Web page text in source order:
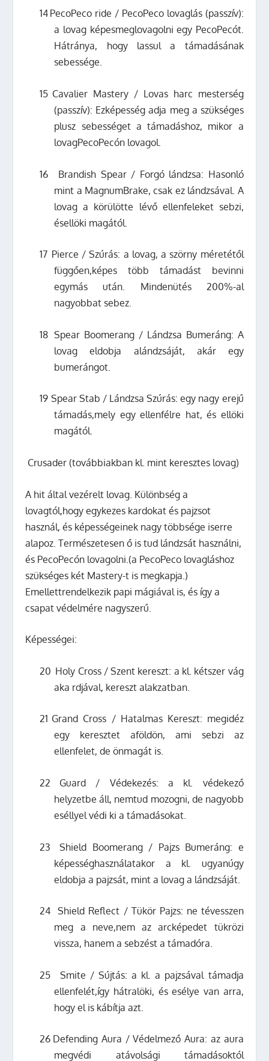
14 PecoPeco ride / PecoPeco lovaglás (passzív):
a lovag képesmeglovagolni egy PecoPecót.
Hátránya, hogy lassul a támadásának
sebessége.
15 Cavalier Mastery / Lovas harc mesterség
(passzív): Ezképesség adja meg a szükséges
plusz sebességet a támadáshoz, mikor a
lovagPecoPecón lovagol.
16
Brandish Spear / Forgó lándzsa: Hasonló
mint a MagnumBrake, csak ez lándzsával. A
lovag a körülötte lévő ellenfeleket sebzi,
ésellöki magától.
17 Pierce / Szúrás: a lovag, a szörny méretétől
függően,képes több támadást bevinni
egymás után. Mindenütés 200%-al
nagyobbat sebez.
18 Spear Boomerang / Lándzsa Bumeráng: A
lovag eldobja alándzsáját, akár egy
bumerángot.
19 Spear Stab / Lándzsa Szúrás: egy nagy erejű
támadás,mely egy ellenfélre hat, és ellöki
magától.
Crusader (továbbiakban kl. mint keresztes lovag)
A hit által vezérelt lovag. Különbség a
lovagtól,hogy egykezes kardokat és pajzsot
használ, és képességeinek nagy többsége iserre
alapoz. Természetesen ő is tud lándzsát használni,
és PecoPecón lovagolni.(a PecoPeco lovagláshoz
szükséges két Mastery-t is megkapja.)
Emellettrendelkezik papi mágiával is, és így a
csapat védelmére nagyszerű
Képességei:
20 Holy Cross / Szent kereszt: a kl. kétszer vág
aka rdjával, kereszt alakzatban.
21 Grand Cross / Hatalmas Kereszt: megidéz
egy keresztet aföldön, ami sebzi az
ellenfelet, de önmagát is.
22
Guard / Védekezés: a kl. védekező
helyzetbe áll, nemtud mozogni, de nagyobb
eséllyel védi ki a támadásokat.
23
Shield Boomerang / Pajzs Bumeráng: e
képességhasználatakor a kl. ugyanúgy
eldobja a pajzsát, mint a lovag a lándzsáját.
24
Shield Reflect / Tükör Pajzs: ne tévesszen
meg a neve,nem az arcképedet tükrözi
vissza, hanem a sebzést a támadóra.
25
Smite / Sújtás: a kl. a pajzsával támadja
ellenfelét,így hátralöki, és esélye van arra,
hogy el is kábítja azt.
26 Defending Aura / Védelmező Aura: az aura
megvédi atávolsági támadásoktól